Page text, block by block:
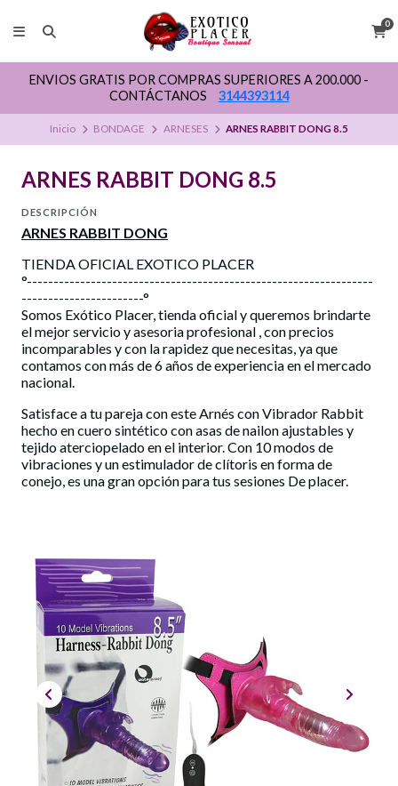
0
ENVIOS GRATIS POR COMPRAS SUPERIORES A 200.000 -
CONTÁCTANOS
3144393114
Inicio BONDAGE ARNESES ARNES RABBIT DONG 8.5
ARNES RABBIT DONG 8.5
DESCRIPCIÓN
ARNES RABBIT DONG
TIENDA OFICIAL EXOTICO PLACER
°-----------------------------------------------------------------
-----------------------°
Somos Exótico Placer, tienda oficial y queremos brindarte
el mejor servicio y asesoria profesional , con precios
incomparables y con la rapidez que necesitas, ya que
contamos con más de 6 años de experiencia en el mercado
nacional.
Satisface a tu pareja con este Arnés con Vibrador Rabbit
hecho en cuero sintético con asas de nailon ajustables y
tejido aterciopelado en el interior. Con 10 modos de
vibraciones y un estimulador de clítoris en forma de
conejo, es una gran opción para tus sesiones De placer.